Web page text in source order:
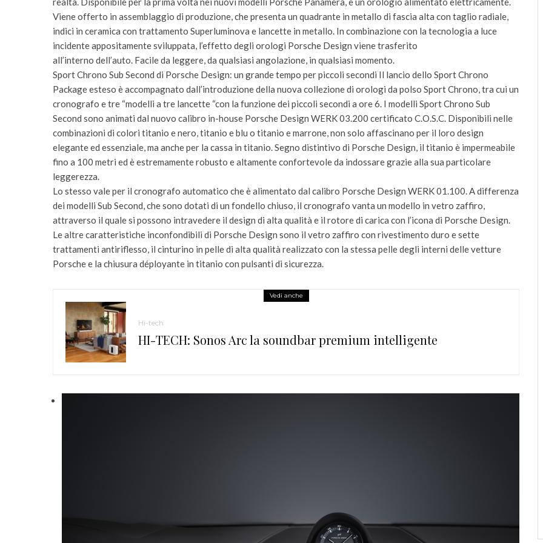
Viene offerto in assemblaggio di produzione, che presenta un quadrante in metallo di fascia alta con taglio radiale,
indici in ceramica con trattamento Superluminova e lancette in metallo. In combinazione con la tecnologia a luce
incidente appositamente sviluppata, l’effetto degli orologi Porsche Design viene trasferito
all’interno dell’auto. Facile da leggere, da qualsiasi angolazione, in qualsiasi momento.
Sport Chrono Sub Second di Porsche Design: un grande tempo per piccoli secondi Il lancio dello Sport Chrono
Package esteso è accompagnato dall’introduzione della nuova collezione di orologi da polso Sport Chrono, tra cui un
cronografo e tre “modelli a tre lancette “con la funzione dei piccoli secondi a ore 6. I modelli Sport Chrono Sub
Second sono animati dal nuovo calibro in-house Porsche Design WERK 03.200 certificato C.O.S.C. Disponibili nelle
combinazioni di colori titanio e nero, titanio e blu o titanio e marrone, non solo affascinano per il loro design
elegante ed essenziale, ma anche per la cassa in titanio. Segno distintivo di Porsche Design, il titanio è impermeabile
fino a 100 metri ed è estremamente robusto e altamente confortevole da indossare grazie alla sua particolare
leggerezza.
Lo stesso vale per il cronografo automatico che è alimentato dal calibro Porsche Design WERK 01.100. A differenza
dei modelli Sub Second, che sono dotati di un fondello chiuso, il cronografo vanta un modello in vetro zaffiro,
attraverso il quale si possono intravedere il design di alta qualità e il rotore di carica con l’icona di Porsche Design.
Le altre caratteristiche inconfondibili di Porsche Design sono il vetro zaffiro con rivestimento duro e sette
trattamenti antiriflesso, il cinturino in pelle di alta qualità realizzato con la stessa pelle degli interni delle vetture
Porsche e la chiusura déployante in titanio con pulsanti di sicurezza.
Vedi anche
Hi-tech
HI-TECH: Sonos Arc la soundbar premium intelligente